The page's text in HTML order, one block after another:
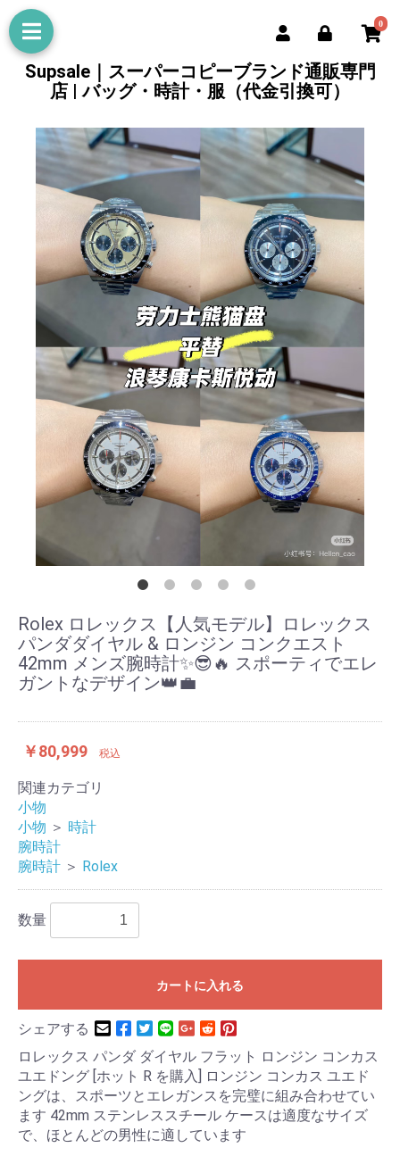
0
Supsale｜スーパーコピーブランド通販専門
店 | バッグ・時計・服（代金引換可）
Rolex ロレックス【人気モデル】ロレックス
パンダダイヤル & ロンジン コンクエスト
42mm メンズ腕時計✨😎🔥 スポーティでエレ
ガントなデザイン👑💼
￥80,999 税込
関連カテゴリ
小物
小物 ＞ 時計
腕時計
腕時計 ＞ Rolex
数量
カートに入れる
シェアする
ロレックス パンダ ダイヤル フラット ロンジン コンカス
ユエドング [ホット R を購入] ロンジン コンカス ユエド
ングは、スポーツとエレガンスを完璧に組み合わせてい
ます 42mm ステンレススチール ケースは適度なサイズ
で、ほとんどの男性に適しています